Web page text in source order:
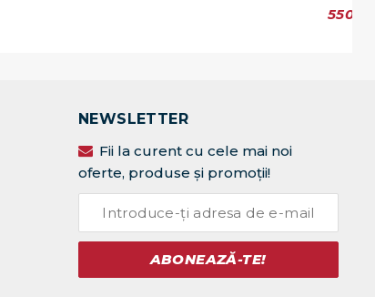
550
NEWSLETTER
Fii la curent cu cele mai noi
oferte, produse și promoții!
ABONEAZĂ-TE!